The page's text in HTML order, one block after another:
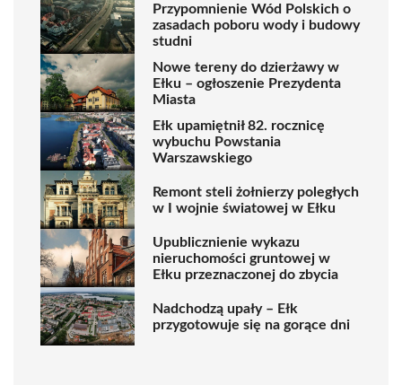
Przypomnienie Wód Polskich o
zasadach poboru wody i budowy
studni
Nowe tereny do dzierżawy w
Ełku – ogłoszenie Prezydenta
Miasta
Ełk upamiętnił 82. rocznicę
wybuchu Powstania
Warszawskiego
Remont steli żołnierzy poległych
w I wojnie światowej w Ełku
Upublicznienie wykazu
nieruchomości gruntowej w
Ełku przeznaczonej do zbycia
Nadchodzą upały – Ełk
przygotowuje się na gorące dni